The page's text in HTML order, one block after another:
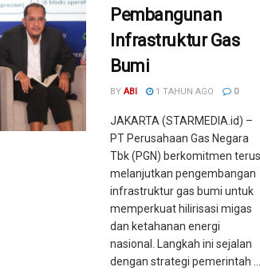
Pembangunan
Infrastruktur Gas
Bumi
BY ABI 1 TAHUN AGO 0
JAKARTA (STARMEDIA.id) –
PT Perusahaan Gas Negara
Tbk (PGN) berkomitmen terus
melanjutkan pengembangan
infrastruktur gas bumi untuk
memperkuat hilirisasi migas
dan ketahanan energi
nasional. Langkah ini sejalan
dengan strategi pemerintah ...